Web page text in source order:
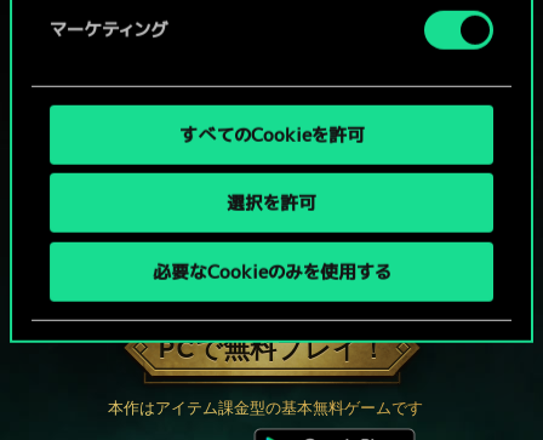
マーケティング
すべてのCookieを許可
選択を許可
必要なCookieのみを使用する
グウェントでひと勝負といかない
か？
PCで無料プレイ！
本作はアイテム課金型の基本無料ゲームです